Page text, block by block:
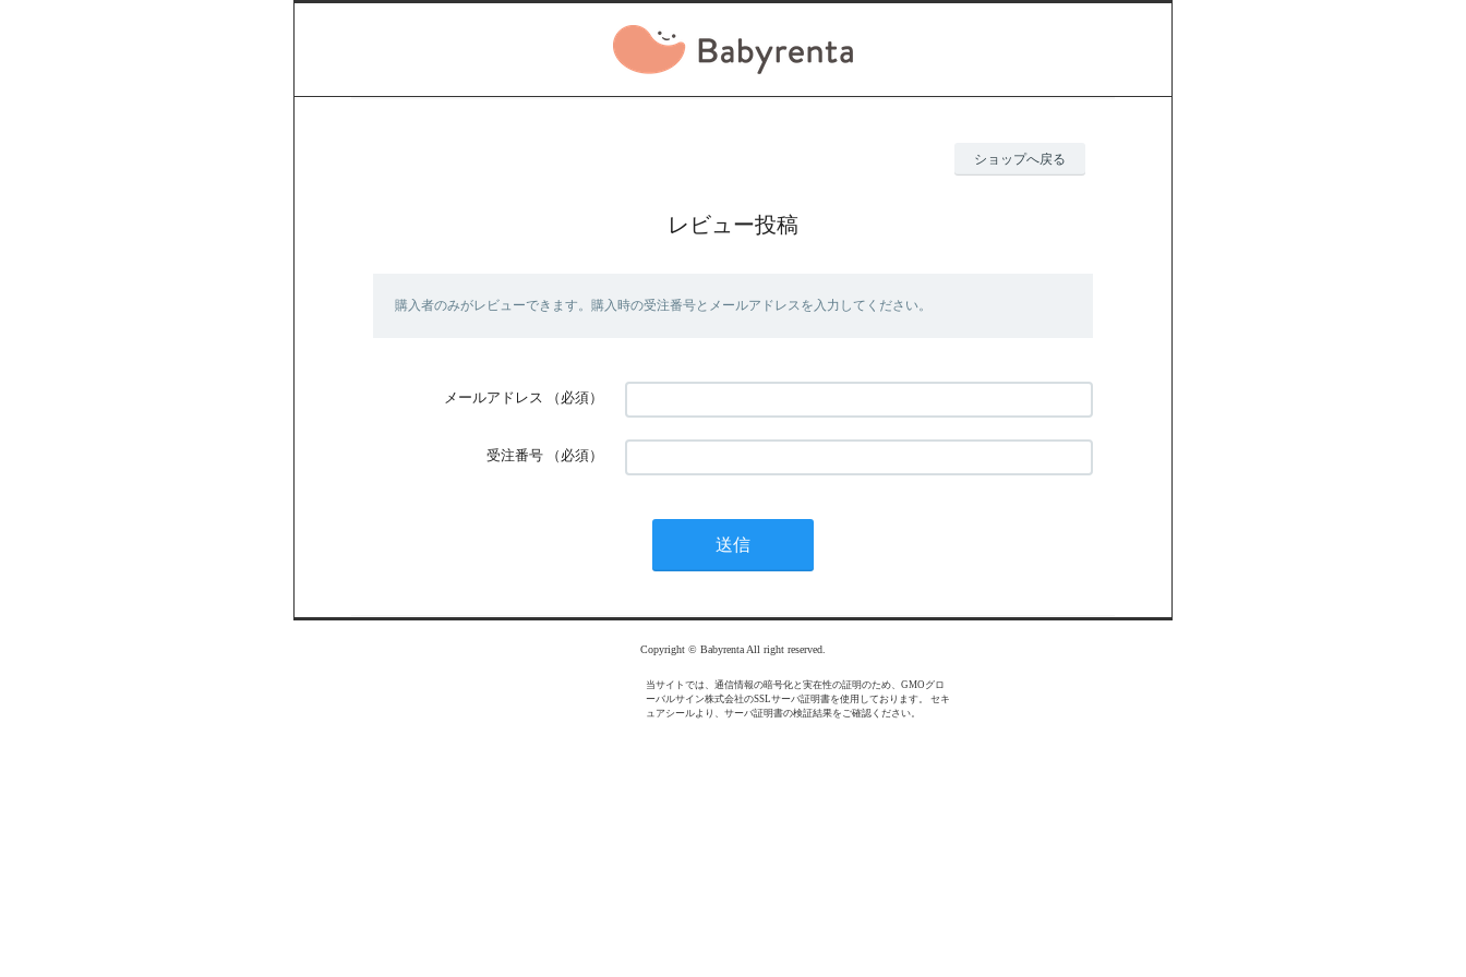
ショップへ戻る
レビュー投稿
購入者のみがレビューできます。購入時の受注番号とメールアドレスを入力してください。
メールアドレス （必須）
受注番号 （必須）
Copyright © Babyrenta All right reserved.
当サイトでは、通信情報の暗号化と実在性の証明のため、GMOグロ
ーバルサイン株式会社のSSLサーバ証明書を使用しております。 セキ
ュアシールより、サーバ証明書の検証結果をご確認ください。